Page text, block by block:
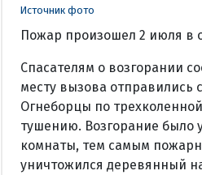
Источник фото
Пожар произошел 2 июля в
Спасателям о возгорании
месту вызова отправились
Огнеборцы по
тушению. Возгорание было
комнаты, тем самым
уничтожился деревянный